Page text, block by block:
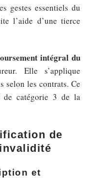
gestes essentiels du
l’aide d’une tierce
intégral du
Elle s’applique
selon les contrats. Ce
de catégorie 3 de la
de
et